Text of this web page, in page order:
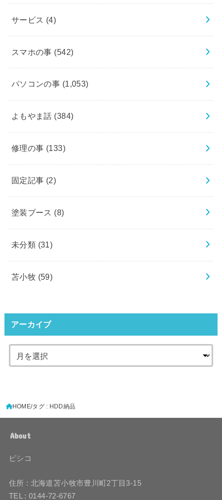
サービス (4)
スマホの事 (542)
パソコンの事 (1,053)
よもやま話 (384)
修理の事 (133)
固定記事 (2)
塗装ブース (8)
未分類 (31)
苫小牧 (59)
アーカイブ
HOME タグ : HDD納品
About
ピシコ
住所 : 北海道苫小牧市豊川町2丁目3-15
TEL : 0144-72-6767